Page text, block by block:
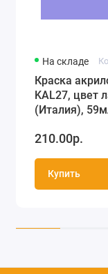
На складе
Краска
KAL27, цвет
(Италия),
210.00р.
Купить